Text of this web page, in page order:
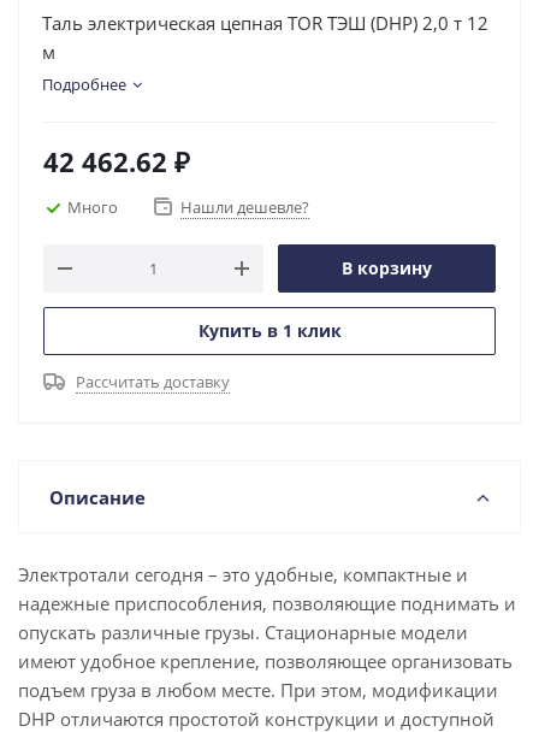
Таль электрическая цепная TOR ТЭШ (DHP) 2,0 т 12
м
Подробнее
42 462.62 ₽
Много Нашли дешевле?
В корзину
Купить в 1 клик
Рассчитать доставку
Описание
Электротали сегодня – это удобные, компактные и
надежные приспособления, позволяющие поднимать и
опускать различные грузы. Стационарные модели
имеют удобное крепление, позволяющее организовать
подъем груза в любом месте. При этом, модификации
DHP отличаются простотой конструкции и доступной